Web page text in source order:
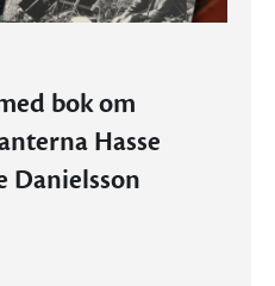
bok om
Hasse
Danielsson